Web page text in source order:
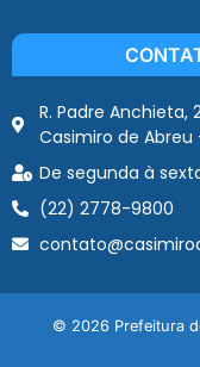
R. Padre Anchieta,
Casimiro de Abreu
De segunda à
(22) 2778-9800
© 2026 Prefeitura